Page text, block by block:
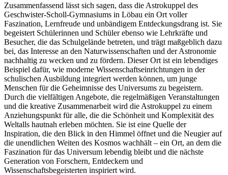
Zusammenfassend lässt sich sagen, dass die Astrokuppel des
Geschwister-Scholl-Gymnasiums in Löbau ein Ort voller
Faszination, Lernfreude und unbändigem Entdeckungsdrang ist. Sie
begeistert Schülerinnen und Schüler ebenso wie Lehrkräfte und
Besucher, die das Schulgelände betreten, und trägt maßgeblich dazu
bei, das Interesse an den Naturwissenschaften und der Astronomie
nachhaltig zu wecken und zu fördern. Dieser Ort ist ein lebendiges
Beispiel dafür, wie moderne Wissenschaftseinrichtungen in der
schulischen Ausbildung integriert werden können, um junge
Menschen für die Geheimnisse des Universums zu begeistern.
Durch die vielfältigen Angebote, die regelmäßigen Veranstaltungen
und die kreative Zusammenarbeit wird die Astrokuppel zu einem
Anziehungspunkt für alle, die die Schönheit und Komplexität des
Weltalls hautnah erleben möchten. Sie ist eine Quelle der
Inspiration, die den Blick in den Himmel öffnet und die Neugier auf
die unendlichen Weiten des Kosmos wachhält – ein Ort, an dem die
Faszination für das Universum lebendig bleibt und die nächste
Generation von Forschern, Entdeckern und
Wissenschaftsbegeisterten inspiriert wird.